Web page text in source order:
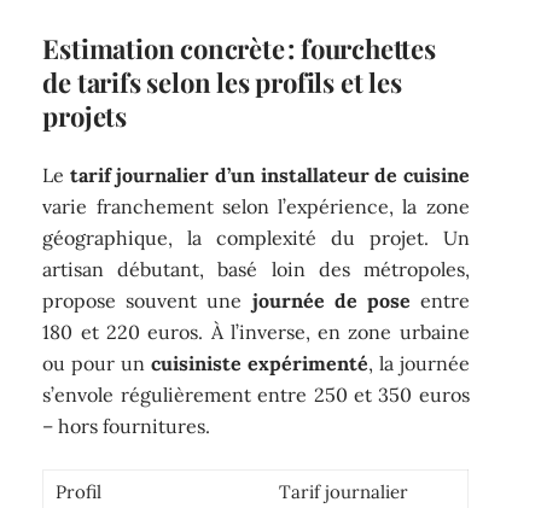
Estimation concrète : fourchettes
de tarifs selon les profils et les
projets
Le tarif journalier d’un installateur de cuisine
varie franchement selon l’expérience, la zone
géographique, la complexité du projet. Un
artisan débutant, basé loin des métropoles,
propose souvent une journée de pose entre
180 et 220 euros. À l’inverse, en zone urbaine
ou pour un cuisiniste expérimenté, la journée
s’envole régulièrement entre 250 et 350 euros
– hors fournitures.
Profil
Tarif journalier